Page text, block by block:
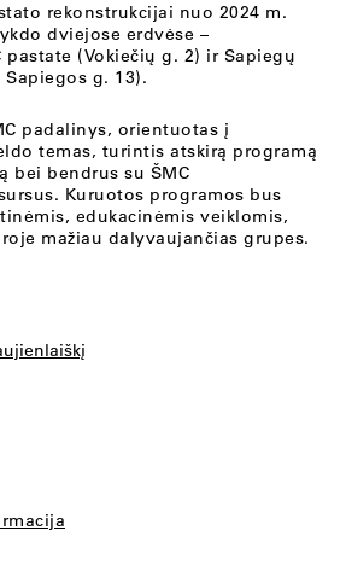
rekonstrukcijai nuo 2024 m.
dviejose erdvėse –
(Vokiečių g. 2) ir Sapiegų
g. 13).
padalinys, orientuotas į
temas, turintis atskirą programą
bei bendrus su ŠMC
Kuruotos programos bus
edukacinėmis veiklomis,
mažiau dalyvaujančias grupes.